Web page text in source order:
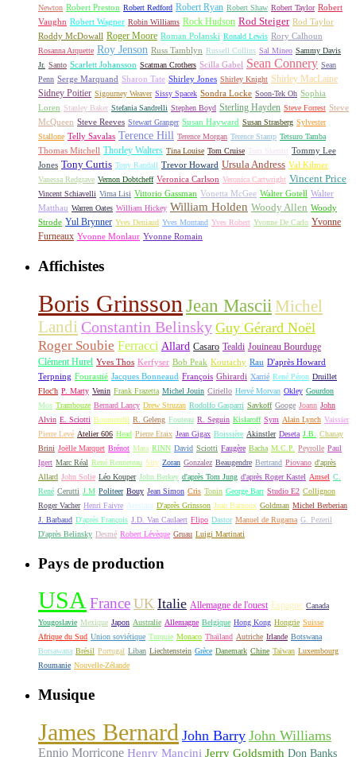
Newton Robert Preston Robert Redford Robert Ryan Robert Shaw Robert Taylor Robert
Vaughn Robert Wagner Robin Williams Rock Hudson Rod Steiger Rod Taylor
Roddy McDowall Roger Moore Roman Polanski Ronald Lewis Rory Calhoun
Rosanna Arquette Roy Jenson Russ Tamblyn Russell Collins Sal Mineo Sammy Davis
Jr. Santo Scarlett Johansson Scatman Crothers Scilla Gabel Sean Connery Sean
Penn Serge Marquand Sharon Tate Shirley Jones Shirley Knight Shirley MacLaine
Sidney Poitier Sigourney Weaver Sissy Spacek Sondra Locke Soon-Tek Oh Sophia
Loren Stanley Baker Stefania Sandrelli Stephen Boyd Sterling Hayden Steve Forrest Steve
McQueen Steve Reeves Stewart Granger Susan Hayward Susan Strasberg Sylvester
Stallone Telly Savalas Terence Hill Terence Morgan Terence Stamp Tetsuro Tamba
Thomas Mitchell Thorley Walters Tina Louise Tom Cruise Tom Skerritt Tommy Lee
Jones Tony Curtis Tony Randall Trevor Howard Ursula Andress Val Kilmer
Vanessa Redgrave Vernon Dobtcheff Veronica Carlson Veronica Cartwright Vincent Price
Vincent Schiavelli Virna Lisi Vittorio Gassman Vonetta McGee Walter Gotell Walter
Matthau Warren Oates William Hickey William Holden Woody Allen Woody
Strode Yul Brynner Yves Deniaud Yves Montand Yves Robert Yvonne De Carlo Yvonne
Furneaux Yvonne Monlaur Yvonne Romain
Affichistes
Boris Grinsson Jean Mascii Michel
Landi Constantin Belinsky Guy Gérard Noël
Roger Soubie Ferracci Allard Casaro Tealdi Jouineau Bourduge
Clément Hurel Yves Thos Kerfyser Bob Peak Koutachy Rau D'après Howard
Terpning Fourastié Jacques Bonneaud François Ghirardi Xarrié René Péron Druillet
Floc'h P. Marty Venin Frank Frazetta Michel Jouin Ciriello Hervé Morvan Okley Gourdon
Mos Trambouze Bernard Lancy Drew Struzan Rodolfo Gasparri Savkoff Googe Joann John
Alvin E. Sciotti Boumendil R. Geleng Fouteau R. Seguin Kislaroff Sym Alain Lynch Vaissier
Pierre Levé Atelier 606 Head Pierre Etaix Jean Gigax Boissière Akinstler Deseta J.B.
Chanay
Brini Joëlle Marquet Brénot Mara RINN David Sciotti Faugère Bacha M.C.P. Peyrolle Paul
Igert Marc Réal René Renneteau Siry Zoran Gonzalez Beaugendre Bertrand Piovano d'après
Allard John Solie Léo Kouper John Berkey d'après Tom Jung d'après Roger Kastel Amsel C.
René Cerutti J.M Politeer Bouy Jean Simon Cris Tonin George Barr Studio E2 Collignon
Roger Vacher Henri Faivre Arnstam D'après Grinsson Jean Barnoux Goldman Michel Berberian
J. Barbaud D'après François J.D. Van Caulaert Flipo Dastor Manuel de Rugama G. Pezeril
D'après Belinsky Desmé Robert Lévèque Gruau Luigi Martinati
Pays de production
USA France UK Italie Allemagne de l'ouest Espagne Canada
Yougoslavie Mexique Japon Australie Allemagne Belgique Hong Kong Hongrie Suisse
Afrique du Sud Union soviétique Turquie Monaco Thaïland Autriche Irlande Botswana
Botsawana Brésil Portugal Liban Liechtenstein Grèce Danemark Chine Taïwan Luxembourg
Roumanie Nouvelle-Zélande
Musique
James Bernard John Barry John Williams
Ennio Morricone Henry Mancini Jerry Goldsmith Don Banks